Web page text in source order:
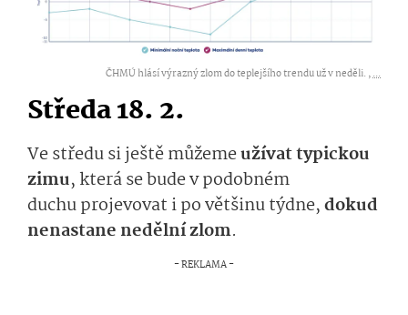
ČHMÚ hlásí výrazný zlom do teplejšího trendu už v neděli. ,...
Středa 18. 2.
Ve středu si ještě můžemeužívat typickou
zimu, která se budev podobném
duchuprojevovat ipo většinu týdne,dokud
nenastane nedělní zlom.